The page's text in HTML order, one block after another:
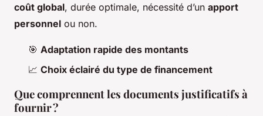
coût global, durée optimale, nécessité d’un apport
personnel ou non.
🎯 Adaptation rapide des montants
📈 Choix éclairé du type de financement
Que comprennent les documents justificatifs à
fournir ?